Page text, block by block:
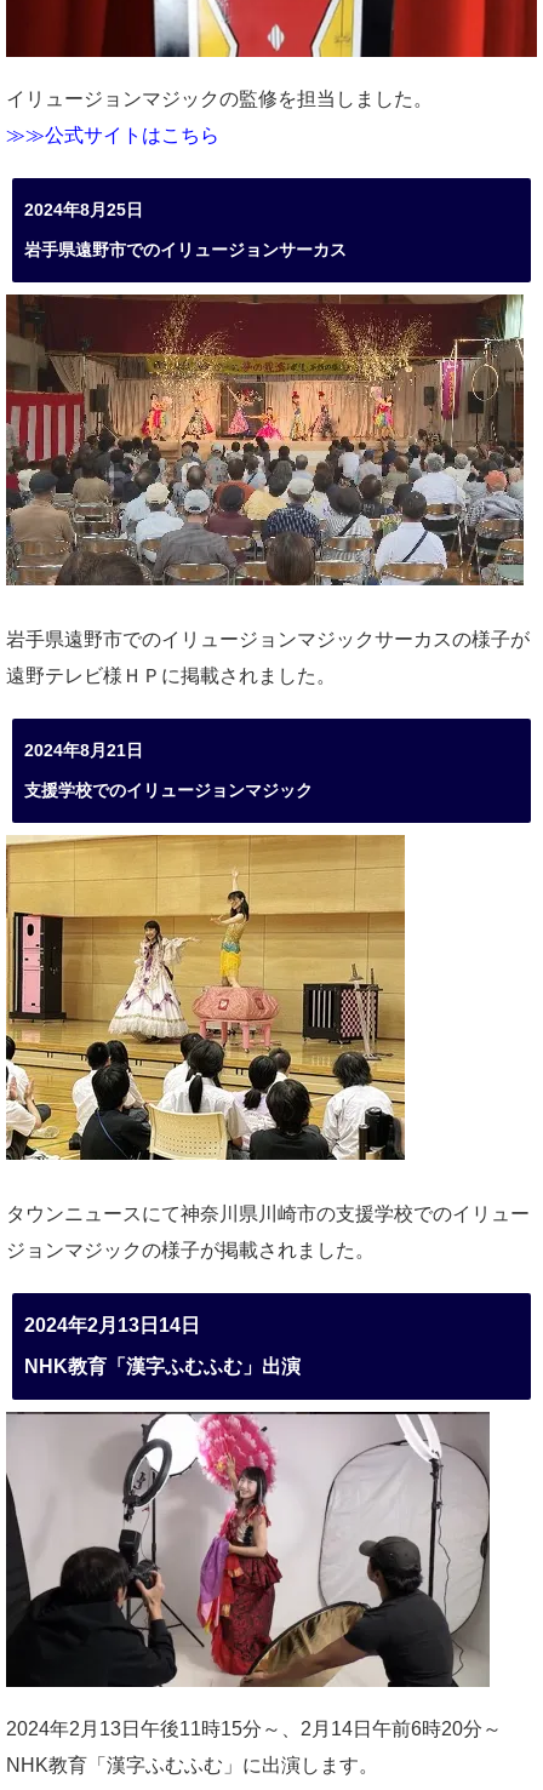
イリュージョンマジックの監修を担当しました。
≫≫公式サイトはこちら
2024年8月25日
岩手県遠野市でのイリュージョンサーカス
岩手県遠野市でのイリュージョンマジックサーカスの様子が
遠野テレビ様ＨＰに掲載されました。
2024年8月21日
支援学校でのイリュージョンマジック
タウンニュースにて神奈川県川崎市の支援学校でのイリュー
ジョンマジックの様子が掲載されました。
2024年2月13日14日
NHK教育「漢字ふむふむ」出演
2024年2月13日午後11時15分～、2月14日午前6時20分～
NHK教育「漢字ふむふむ」に出演します。